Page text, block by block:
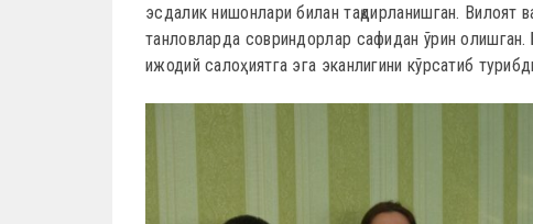
эсдалик нишонлари билан тақдирланишган. Вилоят
танловларда совриндорлар сафидан ўрин олишган.
ижодий салоҳиятга эга эканлигини кўрсатиб